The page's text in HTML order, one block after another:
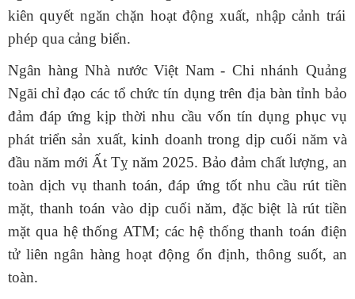
kiên quyết ngăn chặn hoạt động xuất, nhập cảnh trái
phép qua cảng biển.
Ngân hàng Nhà nướcViệt Nam - Chi nhánh Quảng
Ngãi chỉ đạocác tổ chức tín dụng trên địa bàn tỉnh bảo
đảm đáp ứng kịp thời nhu cầu vốn tín dụng phục vụ
phát triển sản xuất, kinh doanh trong dịp cuối năm và
đầu năm mới Ất Tỵ năm 2025. Bảo đảm chất lượng, an
toàn dịch vụ thanh toán, đáp ứng tốt nhu cầu rút tiền
mặt, thanh toán vào dịp cuối năm, đặc biệt là rút tiền
mặt qua hệ thống ATM; các hệ thống thanh toán điện
tử liên ngân hàng hoạt động ổn định, thông suốt, an
toàn.